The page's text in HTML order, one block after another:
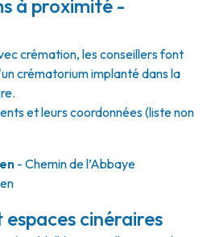
à proximité -
crémation, les conseillers font
crématorium implanté dans la
et leurs coordonnées (liste non
- Chemin de l’Abbaye
cinéraires